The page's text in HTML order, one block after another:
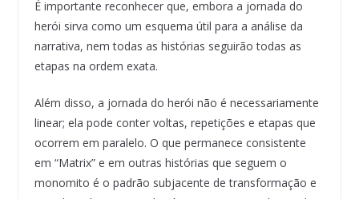
É importante reconhecer que, embora a jornada do
herói sirva como um esquema útil para a análise da
narrativa, nem todas as histórias seguirão todas as
etapas na ordem exata.
Além disso, a jornada do herói não é necessariamente
linear; ela pode conter voltas, repetições e etapas que
ocorrem em paralelo. O que permanece consistente
em “Matrix” e em outras histórias que seguem o
monomito é o padrão subjacente de transformação e